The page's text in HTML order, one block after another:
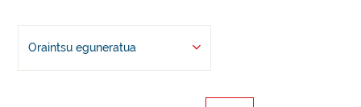
Oraintsu eguneratua